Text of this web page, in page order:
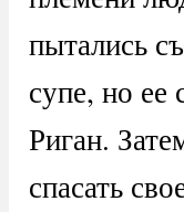
пытались
супе, но ее
Риган.
спасать